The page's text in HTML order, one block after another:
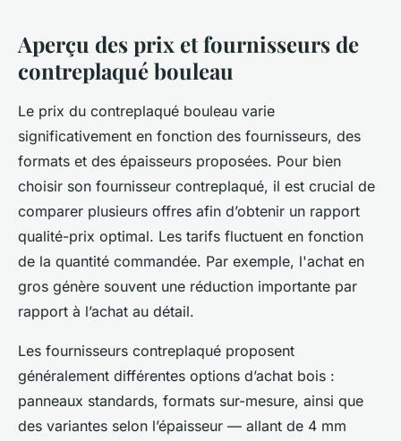
Aperçu des prix et fournisseurs de
contreplaqué bouleau
Le prix du contreplaqué bouleau varie
significativement en fonction des fournisseurs, des
formats et des épaisseurs proposées. Pour bien
choisir son fournisseur contreplaqué, il est crucial de
comparer plusieurs offres afin d’obtenir un rapport
qualité-prix optimal. Les tarifs fluctuent en fonction
de la quantité commandée. Par exemple, l'achat en
gros génère souvent une réduction importante par
rapport à l’achat au détail.
Les fournisseurs contreplaqué proposent
généralement différentes options d’achat bois :
panneaux standards, formats sur-mesure, ainsi que
des variantes selon l’épaisseur — allant de 4 mm